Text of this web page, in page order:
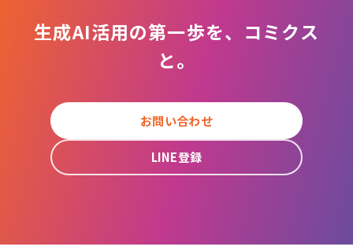
生成AI活用の第一歩を、コミクス
と。
お問い合わせ
LINE登録